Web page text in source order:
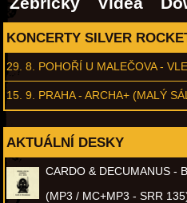
KONCERTY SILVER
29. 8. POHOŘÍ U MALEČOVA -
15. 9. PRAHA - ARCHA+ (MALÝ
AKTUÁLNÍ DESKY
CARDO & DECUMANUS -
(MP3 / MC+MP3 - SRR